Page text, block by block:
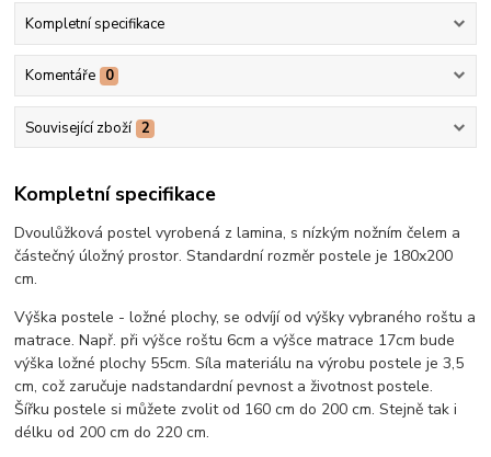
Kompletní specifikace
Komentáře 0
Související zboží 2
Kompletní specifikace
Dvoulůžková postel vyrobená z lamina, s nízkým nožním čelem a
částečný úložný prostor. Standardní rozměr postele je 180x200
cm.
Výška postele - ložné plochy, se odvíjí od výšky vybraného roštu a
matrace. Např. při výšce roštu 6cm a výšce matrace 17cm bude
výška ložné plochy 55cm. Síla materiálu na výrobu postele je 3,5
cm, což zaručuje nadstandardní pevnost a životnost postele.
Šířku postele si můžete zvolit od 160 cm do 200 cm. Stejně tak i
délku od 200 cm do 220 cm.